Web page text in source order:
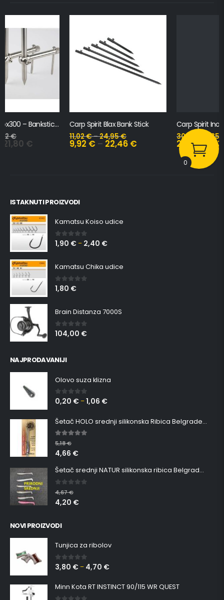
Carp Spirit Blax Bank Stick
11,02
9,92€ 22,46€
Carp Spirit Inox300 Qr Bora Point Bank Stick
30,25 €
27,23 31,53
ISTAKNUTI PROIZVODI
Kamatsu Koiso udice
0 out of 5
1,90 € – 2,40 €
Kamatsu Chika udice
0 out of 5
1,80 €
Brain Distanza 7000S
0out of 5
104,00 €
NAJPRODAVANIJI
Olovo suza klizna
0 out of 5
0,20 € –1,06 €
Šetač HOLO srednji silikonska Ribica Belgrade Walker
5.00out of 5
5,18€
4,66 €
Šetač srednji NATUR silikonska ribica Belgrade Walker
0 out of 5
4,67€
4,20 €
NOVI PROIZVODI
Tunjica za ribolov
0 out of 5
3,80 € – 4,70 €
Minn Kota RT INSTINCT 90/115 WR QUEST
0